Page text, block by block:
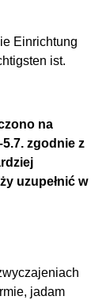
Einrichtung
ist.
na
zgodnie z
uzupełnić w
jadam